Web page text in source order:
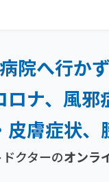
病院へ行か
ナ、風邪
皮膚症状、
クターのオンラ